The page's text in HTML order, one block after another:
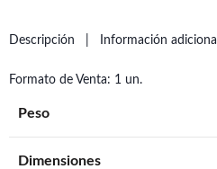
Descripción Información adicional
Formato de Venta: 1 un.
Peso
Dimensiones